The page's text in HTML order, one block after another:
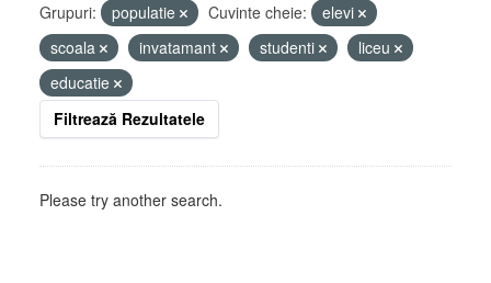
Grupuri: populatie Cuvinte cheie:
elevi
scoala
invatamant studenti
liceu
educatie
Filtrează Rezultatele
Please try another search.